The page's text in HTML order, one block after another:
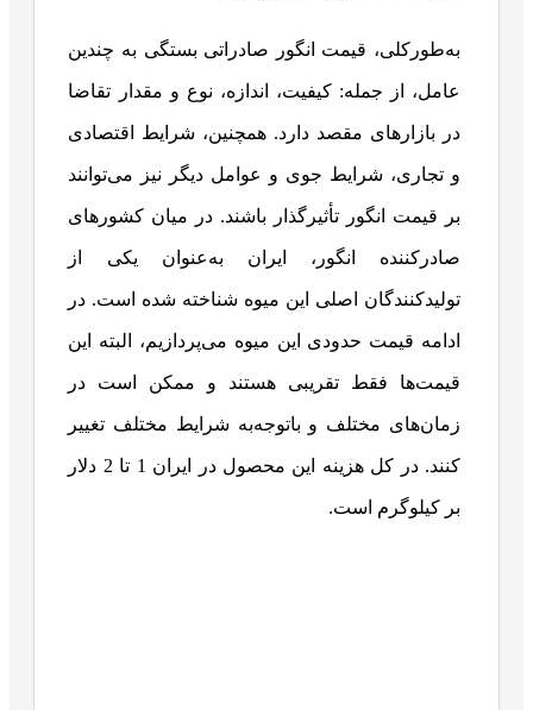
به‌طورکلی، قیمت انگور صادراتی بستگی به چندین
عامل، از جمله: کیفیت، اندازه، نوع و مقدار تقاضا
در بازارهای مقصد دارد. همچنین، شرایط اقتصادی
و تجاری، شرایط جوی و عوامل دیگر نیز می‌توانند
بر قیمت انگور تأثیرگذار باشند. در میان کشورهای
صادرکننده انگور، ایران به‌عنوان یکی از
تولیدکنندگان اصلی این میوه شناخته شده است. در
ادامه قیمت حدودی این میوه می‌پردازیم، البته این
قیمت‌ها فقط تقریبی هستند و ممکن است در
زمان‌های مختلف و باتوجه‌به شرایط مختلف تغییر
کنند. در کل هزینه این محصول در ایران 1 تا 2 دلار
بر کیلوگرم است.